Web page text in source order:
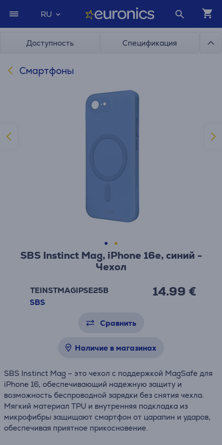
RU
Доступность Спецификация
Смартфоны
SBS Instinct Mag, iPhone 16e, синий -
Чехол
TEINSTMAGIPSE25B
SBS
14.99 €
Сравнить
Наличие в магазинах
SBS Instinct Mag – это чехол с поддержкой MagSafe для
iPhone 16, обеспечивающий надежную защиту и
возможность беспроводной зарядки без снятия чехла.
Мягкий материал TPU и внутренняя подкладка из
микрофибры защищают смартфон от царапин и ударов,
обеспечивая приятное прикосновение.